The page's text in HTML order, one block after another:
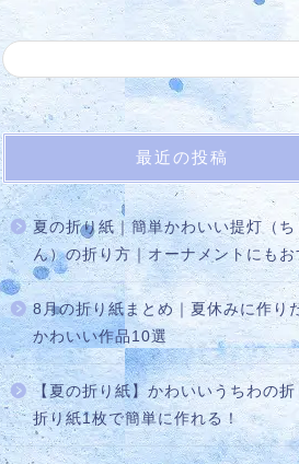
最近の投稿
夏の折り紙｜簡単かわいい提灯（ち
ん）の折り方｜オーナメントにもお
8月の折り紙まとめ｜夏休みに作り
かわいい作品10選
【夏の折り紙】かわいいうちわの折
折り紙1枚で簡単に作れる！